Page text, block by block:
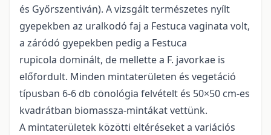
és Győrszentiván). A vizsgált természetes nyílt
gyepekben az uralkodó faj a Festuca vaginata volt,
a záródó gyepekben pedig a Festuca
rupicola dominált, de mellette a F. javorkae is
előfordult. Minden mintaterületen és vegetáció
típusban 6-6 db cönológia felvételt és 50×50 cm-es
kvadrátban biomassza-mintákat vettünk.
A mintaterületek közötti eltéréseket a variációs